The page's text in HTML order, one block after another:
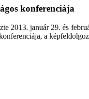
konferenciája
2013. január 29. és
a